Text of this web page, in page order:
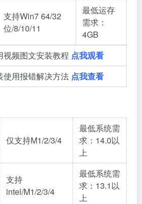
支持Win7 64/32
位/8/10/11
最低运存
需求：
4GB
频图文安装教程 点我观看
用报错解决方法 点我查看
仅支持M1/2/3/4
最低系统需
求：14.0以
上
支持
intel/M1/2/3/4
最低系统需
求：13.1以
上